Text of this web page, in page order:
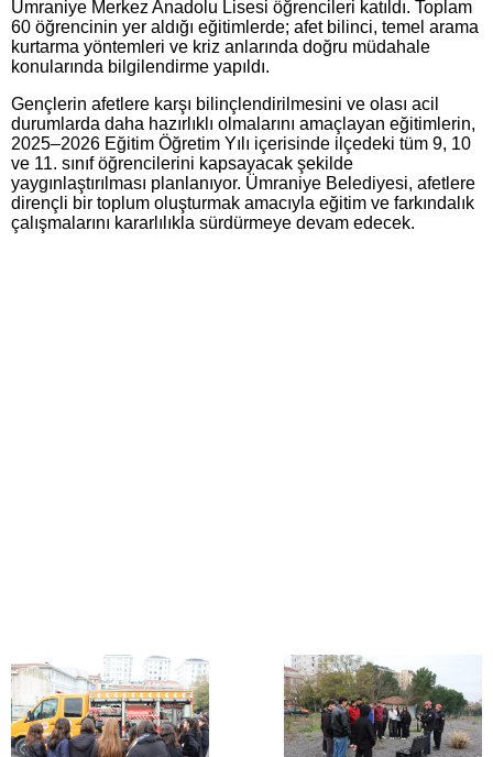
Ümraniye Merkez Anadolu Lisesi öğrencileri katıldı. Toplam
60 öğrencinin yer aldığı eğitimlerde; afet bilinci, temel arama
kurtarma yöntemleri ve kriz anlarında doğru müdahale
konularında bilgilendirme yapıldı.
Gençlerin afetlere karşı bilinçlendirilmesini ve olası acil
durumlarda daha hazırlıklı olmalarını amaçlayan eğitimlerin,
2025–2026 Eğitim Öğretim Yılı içerisinde ilçedeki tüm 9, 10
ve 11. sınıf öğrencilerini kapsayacak şekilde
yaygınlaştırılması planlanıyor. Ümraniye Belediyesi, afetlere
dirençli bir toplum oluşturmak amacıyla eğitim ve farkındalık
çalışmalarını kararlılıkla sürdürmeye devam edecek.